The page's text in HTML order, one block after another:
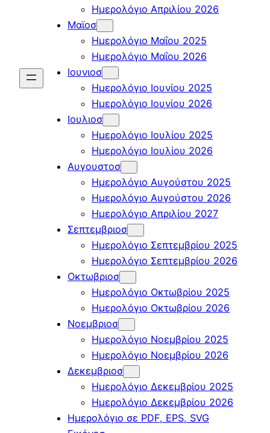
Ημερολόγιο Απριλίου 2026
Μαϊοσ
Ημερολόγιο Μαΐου 2025
Ημερολόγιο Μαΐου 2026
Ιουνιοσ
Ημερολόγιο Ιουνίου 2025
Ημερολόγιο Ιουνίου 2026
Ιουλιοσ
Ημερολόγιο Ιουλίου 2025
Ημερολόγιο Ιουλίου 2026
Αυγουστοσ
Ημερολόγιο Αυγούστου 2025
Ημερολόγιο Αυγούστου 2026
Ημερολόγιο Απριλίου 2027
Σεπτεμβριοσ
Ημερολόγιο Σεπτεμβρίου 2025
Ημερολόγιο Σεπτεμβρίου 2026
Οκτωβριοσ
Ημερολόγιο Οκτωβρίου 2025
Ημερολόγιο Οκτωβρίου 2026
Νοεμβριοσ
Ημερολόγιο Νοεμβρίου 2025
Ημερολόγιο Νοεμβρίου 2026
Δεκεμβριοσ
Ημερολόγιο Δεκεμβρίου 2025
Ημερολόγιο Δεκεμβρίου 2026
Ημερολόγιο σε PDF, EPS, SVG